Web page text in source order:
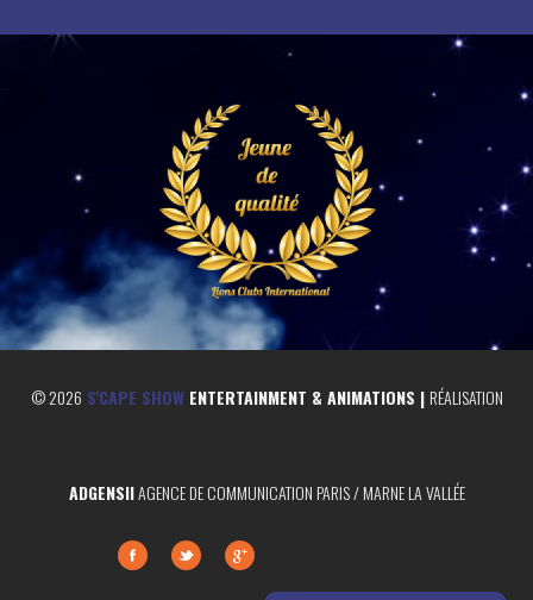
©2026 S'CAPE SHOWENTERTAINMENT & ANIMATIONS | RÉALISATION
ADGENSIIAGENCE DE COMMUNICATION PARIS / MARNE LA VALLÉE